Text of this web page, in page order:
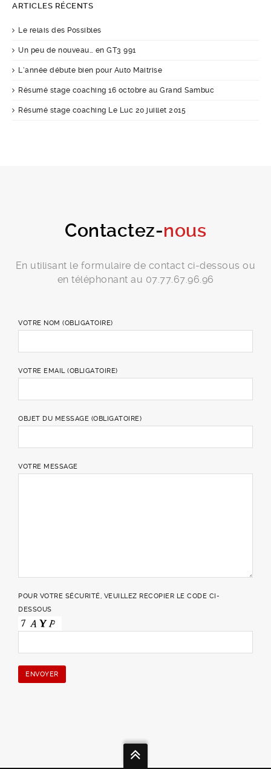
ARTICLES RÉCENTS
Le relais des Possibles
Un peu de nouveau… en GT3 991
L’année débute bien pour Auto Maitrise
Résumé stage coaching 16 octobre au Grand Sambuc
Résumé stage coaching Le Luc 20 juillet 2015
Contactez-nous
En utilisant le formulaire de contact ci-dessous ou
en téléphonant au 07.77.67.96.96
VOTRE NOM (OBLIGATOIRE)
VOTRE EMAIL (OBLIGATOIRE)
OBJET DU MESSAGE (OBLIGATOIRE)
VOTRE MESSAGE
POUR VOTRE SÉCURITÉ, VEUILLEZ RECOPIER LE CODE CI-
DESSOUS